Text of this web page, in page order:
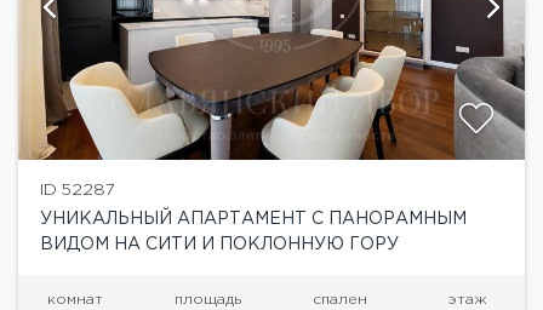
ID 52287
УНИКАЛЬНЫЙ АПАРТАМЕНТ С ПАНОРАМНЫМ
ВИДОМ НА СИТИ И ПОКЛОННУЮ ГОРУ
комнат площадь спален этаж